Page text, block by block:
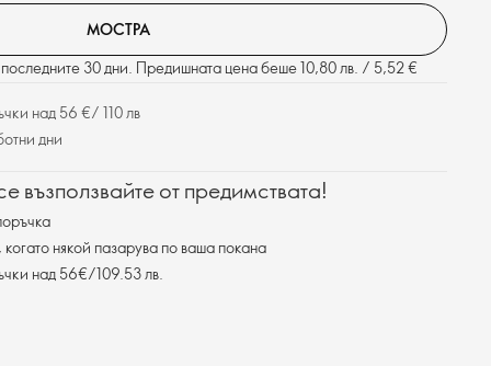
МОСТРА
30 дни. Предишната цена беше 10,80 лв. / 5,52 €
над 56 €/ 110 лв
дни
възползвайте от предимствата!
когато някой пазарува по ваша покана
над 56€/109.53 лв.